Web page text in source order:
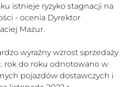
istnieje ryzyko stagnacji na
- ocenia Dyrektor
Mazur.
wyraźny wzrost sprzedaży
rok do roku odnotowano w
pojazdów dostawczych i